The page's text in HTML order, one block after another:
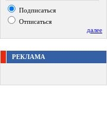
Подписаться
Отписаться
далее
РЕКЛАМА